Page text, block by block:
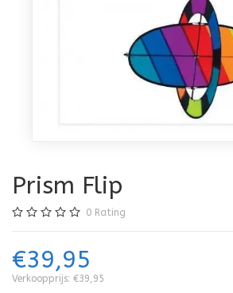
Prism Flip
0 Rating
€39,95
Verkoopprijs: €39,95